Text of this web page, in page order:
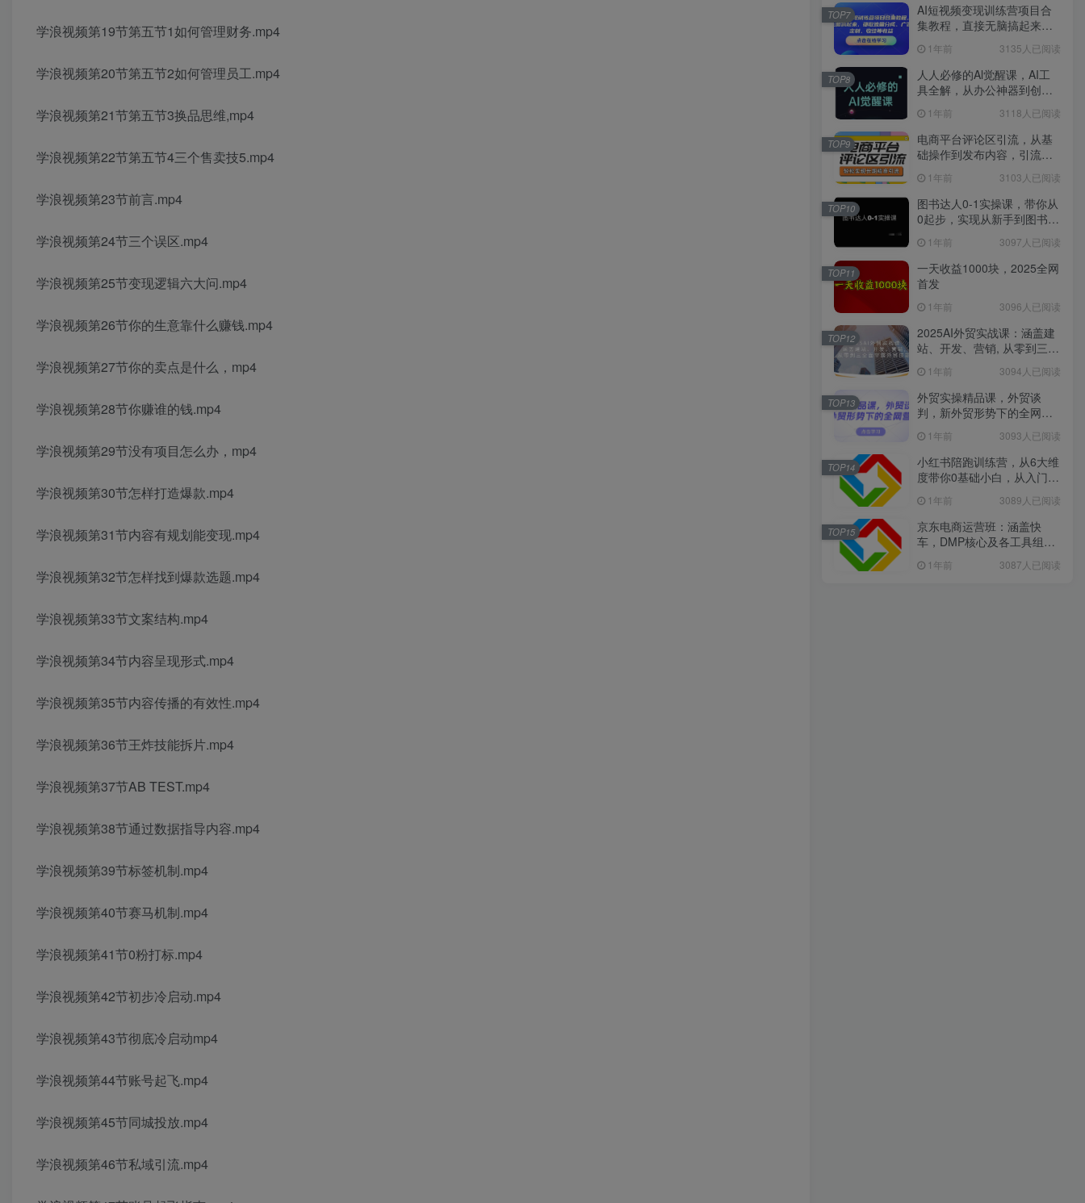
学浪视频第19节第五节1如何管理财务.mp4
学浪视频第20节第五节2如何管理员工.mp4
学浪视频第21节第五节3换品思维,mp4
学浪视频第22节第五节4三个售卖技5.mp4
学浪视频第23节前言.mp4
学浪视频第24节三个误区.mp4
学浪视频第25节变现逻辑六大问.mp4
学浪视频第26节你的生意靠什么赚钱.mp4
学浪视频第27节你的卖点是什么，mp4
学浪视频第28节你赚谁的钱.mp4
学浪视频第29节没有项目怎么办，mp4
学浪视频第30节怎样打造爆款.mp4
学浪视频第31节内容有规划能变现.mp4
学浪视频第32节怎样找到爆款选题.mp4
学浪视频第33节文案结构.mp4
学浪视频第34节内容呈现形式.mp4
学浪视频第35节内容传播的有效性.mp4
学浪视频第36节王炸技能拆片.mp4
学浪视频第37节AB TEST.mp4
学浪视频第38节通过数据指导内容.mp4
学浪视频第39节标签机制.mp4
学浪视频第40节赛马机制.mp4
学浪视频第41节0粉打标.mp4
学浪视频第42节初步冷启动.mp4
学浪视频第43节彻底冷启动mp4
学浪视频第44节账号起飞.mp4
学浪视频第45节同城投放.mp4
学浪视频第46节私域引流.mp4
AI短视频变现训练营项目合
集教程，直接无脑搞起来，
制、收徒等收益
1年前 3135人已阅读
TOP7
人人必修的Al觉醒课，AI工
具全解，从办公神器到创意
1年前 3118人已阅读
TOP8
电商平台评论区引流，从基
础操作到发布内容，引流技
1年前 3103人已阅读
TOP9
图书达人0-1实操课，带你从
0起步，实现从新手到图书达
1年前 3097人已阅读
TOP10
一天收益1000块，2025全网
首发
1年前 3096人已阅读
TOP11
2025AI外贸实战课：涵盖建
站、开发、营销, 从零到三全
1年前 3094人已阅读
TOP12
外贸实操精品课，外贸谈
判，新外贸形势下的全网营
1年前 3093人已阅读
TOP13
小红书陪跑训练营，从6大维
度带你0基础小白，从入门到
1年前 3089人已阅读
TOP14
京东电商运营班：涵盖快
车，DMP核心及各工具组
1年前 3087人已阅读
TOP15